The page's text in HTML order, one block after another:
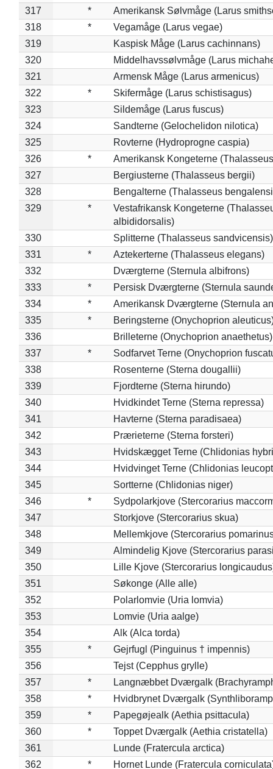
317
*
Amerikansk Sølvmåge (Larus
318
*
Vegamåge (Larus vegae)
319
Kaspisk Måge (Larus cachinnans)
320
Middelhavssølvmåge (Larus
321
Armensk Måge (Larus armenicus)
322
*
Skifermåge (Larus schistisagus)
323
Sildemåge (Larus fuscus)
324
Sandterne (Gelochelidon nilotica)
325
Rovterne (Hydroprogne caspia)
326
*
Amerikansk Kongeterne
327
Bergiusterne (Thalasseus bergii)
328
Bengalterne (Thalasseus
329
*
Vestafrikansk Kongeterne
albididorsalis)
330
Splitterne (Thalasseus sandvicensis)
331
*
Aztekerterne (Thalasseus elegans)
332
Dværgterne (Sternula albifrons)
333
*
Persisk Dværgterne (Sternula
334
*
Amerikansk Dværgterne (Sternula
335
*
Beringsterne (Onychoprion
336
Brilleterne (Onychoprion anaethetus)
337
*
Sodfarvet Terne (Onychoprion
338
Rosenterne (Sterna dougallii)
339
Fjordterne (Sterna hirundo)
340
Hvidkindet Terne (Sterna repressa)
341
Havterne (Sterna paradisaea)
342
Prærieterne (Sterna forsteri)
343
Hvidskægget Terne (Chlidonias
344
Hvidvinget Terne (Chlidonias
345
Sortterne (Chlidonias niger)
346
*
Sydpolarkjove (Stercorarius
347
Storkjove (Stercorarius skua)
348
Mellemkjove (Stercorarius
349
Almindelig Kjove (Stercorarius
350
Lille Kjove (Stercorarius
351
Søkonge (Alle alle)
352
Polarlomvie (Uria lomvia)
353
Lomvie (Uria aalge)
354
Alk (Alca torda)
355
*
Gejrfugl (Pinguinus † impennis)
356
Tejst (Cepphus grylle)
357
*
Langnæbbet Dværgalk
358
*
Hvidbrynet Dværgalk
359
*
Papegøjealk (Aethia psittacula)
360
*
Toppet Dværgalk (Aethia cristatella)
361
Lunde (Fratercula arctica)
362
* Hornet Lunde (Fratercula